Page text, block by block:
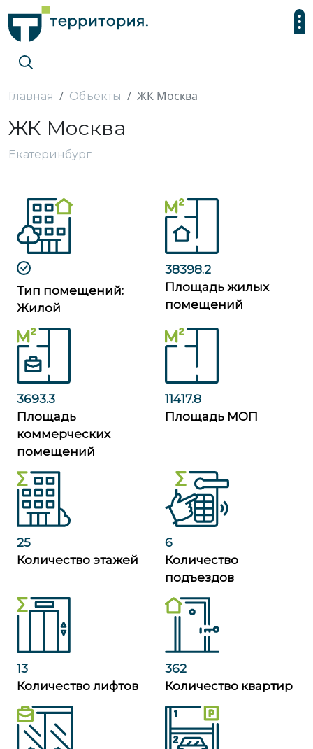
Главная Объекты ЖК Москва
ЖК Москва
Екатеринбург
Тип помещений:
Жилой
38398.2
Площадь жилых
помещений
3693.3
Площадь
коммерческих
помещений
11417.8
Площадь МОП
25
Количество этажей
6
Количество
подъездов
13
Количество лифтов
362
Количество квартир